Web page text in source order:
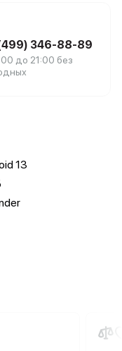
346-88-89
до 21:00 без
13